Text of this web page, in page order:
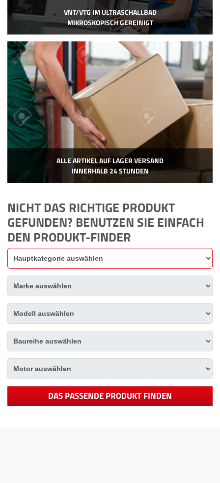
VNT/VTG IM ULTRASCHALLBAD
MIKROSKOPISCH GEREINIGT
ALLE ARTIKEL AUF LAGER VERSAND
INNERHALB 24 STUNDEN
NICHT DAS RICHTIGE PRODUKT
GEFUNDEN? BENUTZEN SIE EINFACH
DEN PRODUKT-FINDER
DAS PASSENDE PRODUKT FINDEN